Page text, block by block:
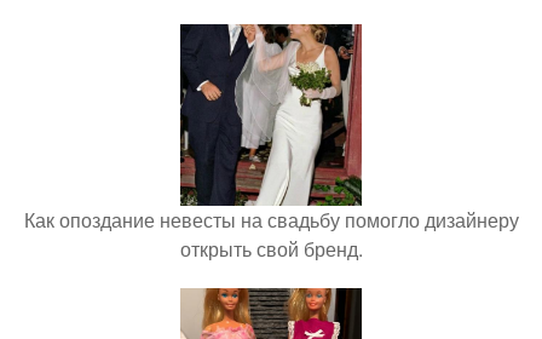
Как опоздание невесты на свадьбу помогло дизайнеру
открыть свой бренд.